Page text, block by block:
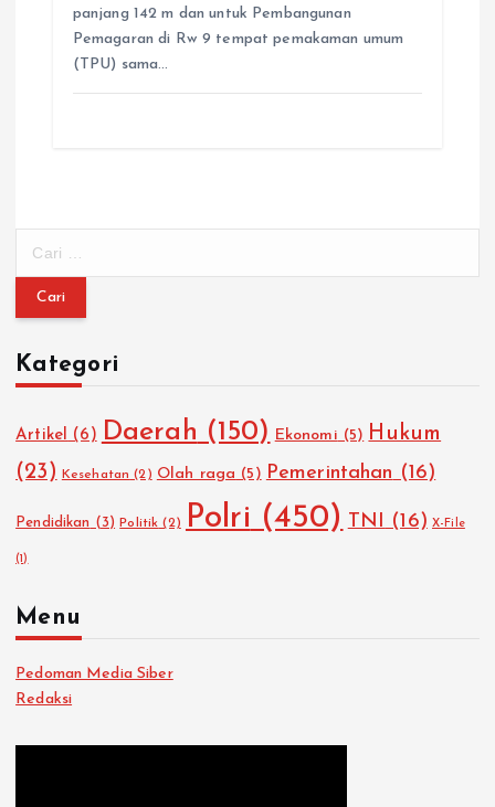
panjang 142 m dan untuk Pembangunan
Pemagaran di Rw 9 tempat pemakaman umum
(TPU) sama…
i
n
t
k
:
Kategori
Artikel (6) Daerah (150) Ekonomi (5) Hukum
(23)
Kesehatan (2) Olah raga (5) Pemerintahan (16)
Pendidikan (3) Politik (2) Polri (450) TNI (16) X-File
(1)
Menu
Pedoman Media Siber
Redaksi